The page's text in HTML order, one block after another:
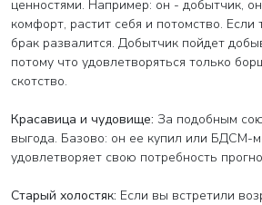
ценностями. Например: он - добытчик,
комфорт, растит себя и потомство. Если
брак развалится. Добытчик пойдет
потому что удовлетворяться только
скотство.
Красавица и чудовище: За подобным
выгода. Базово: он ее купил или БДСМ-
удовлетворяет свою потребность
Старый холостяк: Если вы встретили